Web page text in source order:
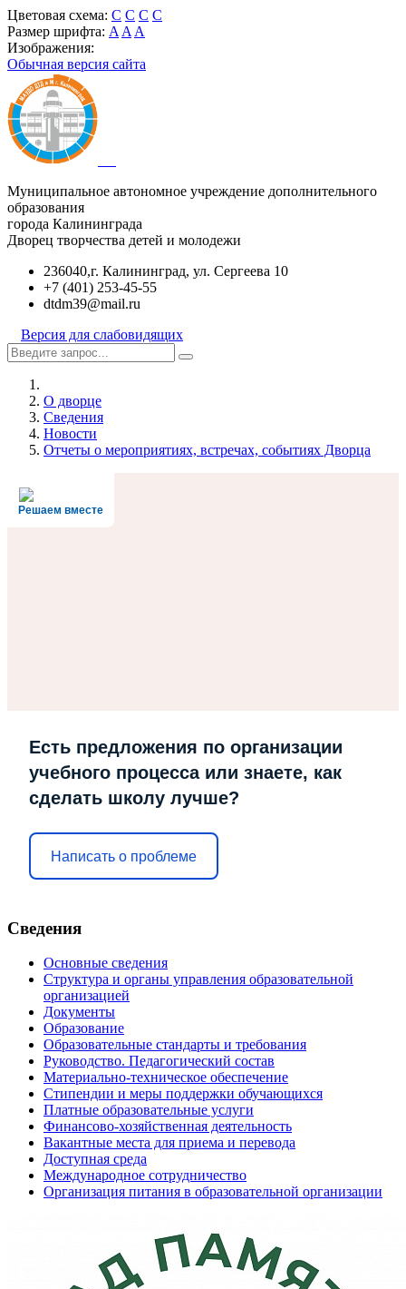
Цветовая схема: C C C C
Размер шрифта: A A A
Изображения:
Обычная версия сайта
Муниципальное автономное учреждение дополнительного
образования
города Калининграда
Дворец творчества детей и молодежи
236040,г. Калининград, ул. Сергеева 10
+7 (401) 253-45-55
dtdm39@mail.ru
Версия для слабовидящих
О дворце
Сведения
Новости
Отчеты о мероприятиях, встречах, событиях Дворца
Решаем вместе
Есть предложения по организации
учебного процесса или знаете, как
сделать школу лучше?
Написать о проблеме
Сведения
Основные сведения
Структура и органы управления образовательной
организацией
Документы
Образование
Образовательные стандарты и требования
Руководство. Педагогический состав
Материально-техническое обеспечение
Стипендии и меры поддержки обучающихся
Платные образовательные услуги
Финансово-хозяйственная деятельность
Вакантные места для приема и перевода
Доступная среда
Международное сотрудничество
Организация питания в образовательной организации